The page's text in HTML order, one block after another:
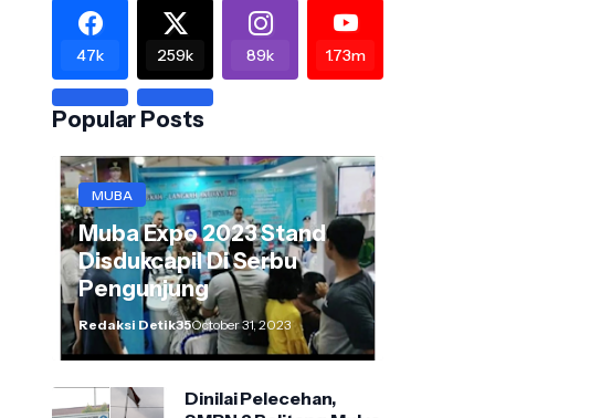
47k 259k 89k 1.73m
Popular Posts
MUBA
Muba Expo 2023 Stand
Disdukcapil Di Serbu
Pengunjung
Redaksi Detik35October 31, 2023
Dinilai Pelecehan,